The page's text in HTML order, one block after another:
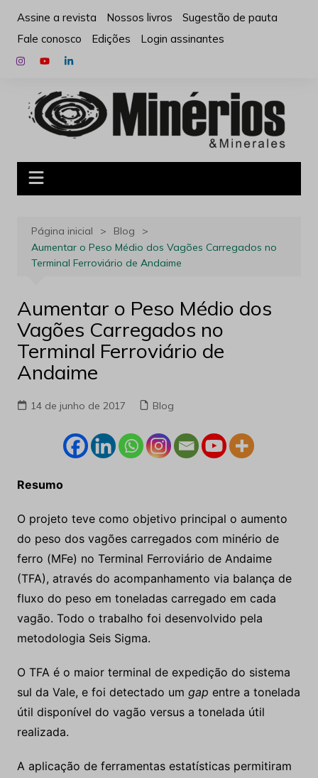
para
conteúdo
Assine a revista Nossos livros
Sugestão de pauta
Fale conosco
Edições Login assinantes
Página inicial
Blog
Aumentar o Peso Médio dos Vagões Carregados no
Terminal Ferroviário de Andaime
Aumentar o Peso Médio dos
Vagões Carregados no
Terminal Ferroviário de
Andaime
14 de junho de 2017 Blog
Resumo
O projeto teve como objetivo principal o aumento
do peso dos vagões carregados com minério de
ferro (MFe) no Terminal Ferroviário de Andaime
(TFA), através do acompanhamento via balança de
fluxo do peso em toneladas carregado em cada
vagão. Todo o trabalho foi desenvolvido pela
metodologia Seis Sigma.
O TFA é o maior terminal de expedição do sistema
sul da Vale, e foi detectado um gap entre a tonelada
útil disponível do vagão versus a tonelada útil
realizada.
A aplicação de ferramentas estatísticas permitiram